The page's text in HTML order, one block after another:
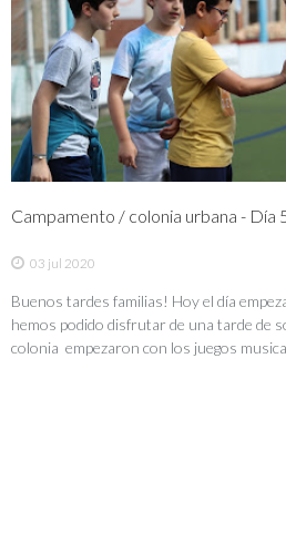
Campamento / colonia urbana - Día
03 jul 2020
Buenos tardes familias! Hoy el día
hemos podido disfrutar de una tarde de
colonia empezaron con los juegos